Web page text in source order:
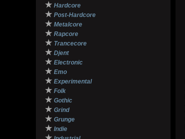
★ Hardcore
★ Post-Hardcore
★ Metalcore
★ Rapcore
★ Trancecore
★ Djent
★ Electronic
★ Emo
★ Experimental
★ Folk
★ Gothic
★ Grind
★ Grunge
★ Indie